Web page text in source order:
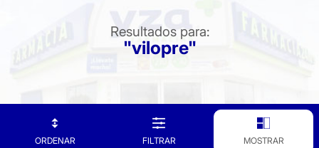
Resultados para:
"vilopre"
ORDENAR FILTRAR MOSTRAR